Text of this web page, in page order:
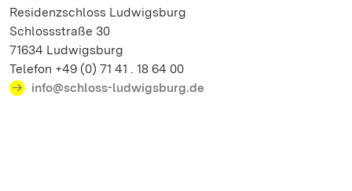
Residenzschloss Ludwigsburg
Schlossstraße 30
71634 Ludwigsburg
Telefon +49 (0) 71 41 . 18 64 00
info@schloss-ludwigsburg.de